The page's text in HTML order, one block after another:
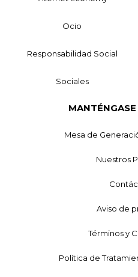
Ocio
Responsabilidad Social
Sociales
Mesa de
Nuestros
Aviso de
Términos y
Política de